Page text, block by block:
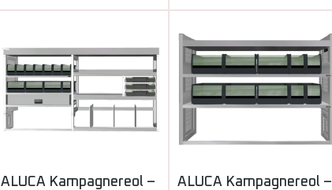
ALUCA Kampagnereol –
ALUCA Kampagnereol –